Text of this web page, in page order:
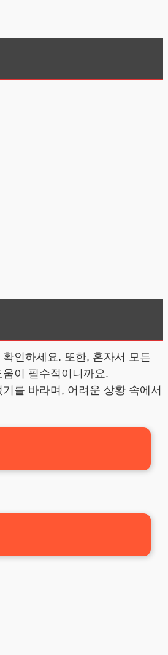
인하세요. 또한, 혼자서 모든
이 필수적이니까요.
를 바라며, 어려운 상황 속에서